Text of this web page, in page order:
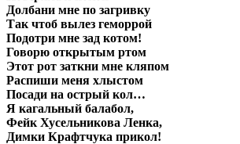
Долбани мне по загривку
Так чтоб вылез геморрой
Подотри мне зад котом!
Говорю открытым ртом
Этот рот заткни мне кляпом
Распиши меня хлыстом
Посади на острый кол…
Я кагальный балабол,
Фейк Хусельникова Ленка,
Димки Крафтчука прикол!